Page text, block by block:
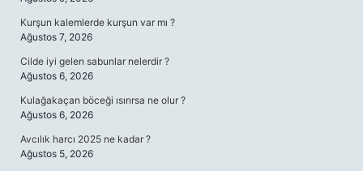
Kurşun kalemlerde kurşun var mı ?
Ağustos 7, 2026
Cilde iyi gelen sabunlar nelerdir ?
Ağustos 6, 2026
Kulağakaçan böceği ısırırsa ne olur ?
Ağustos 6, 2026
Avcılık harcı 2025 ne kadar ?
Ağustos 5, 2026